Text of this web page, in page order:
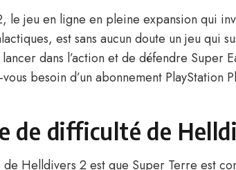
le jeu en ligne en pleine expansion qui
est sans aucun doute un jeu qui
dans l’action et de défendre Super
besoin d’un abonnement
de difficulté de
Helldivers 2 est que Super Terre est